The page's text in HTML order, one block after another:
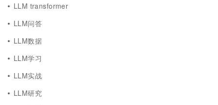
LLM transformer
LLM问答
LLM数据
LLM学习
LLM实战
LLM研究